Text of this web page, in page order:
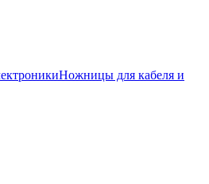
Ножницы для кабеля и